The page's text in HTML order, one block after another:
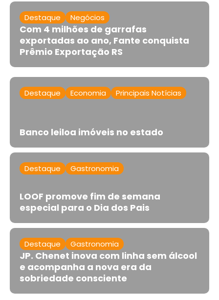
Destaque Negócios
Com 4 milhões de garrafas
exportadas ao ano, Fante conquista
Prêmio Exportação RS
Destaque Economia Principais Notícias
Banco leiloa imóveis no estado
Destaque Gastronomia
LOOF promove fim de semana
especial para o Dia dos Pais
Destaque Gastronomia
JP. Chenet inova com linha sem álcool
e acompanha a nova era da
sobriedade consciente